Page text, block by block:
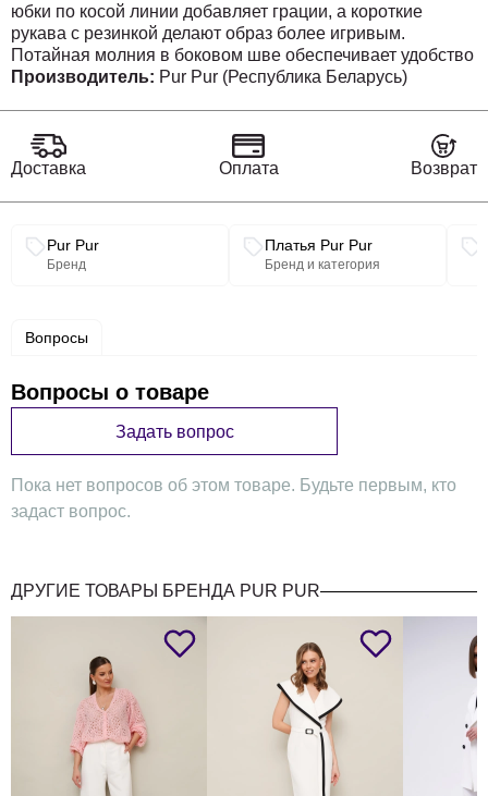
юбки по косой линии добавляет грации, а короткие
рукава с резинкой делают образ более игривым.
Потайная молния в боковом шве обеспечивает удобство
носки. Цветочное оформление в бордово-зеленой гамме
Производитель: Pur Pur (Республика Беларусь)
Доставка Оплата Возврат
Связанные разделы каталога
Pur Pur
Бренд
Платья Pur Pur
Бренд и категория
Вопросы
Вопросы о товаре
Задать вопрос
Пока нет вопросов об этом товаре. Будьте первым, кто
задаст вопрос.
ДРУГИЕ ТОВАРЫ БРЕНДА PUR PUR